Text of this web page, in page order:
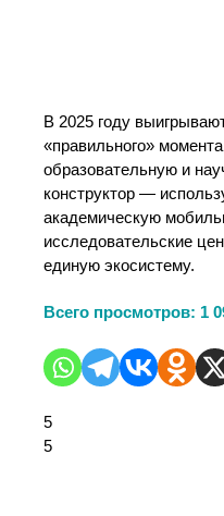
В 2025 году
«правильного»
образовательную и
конструктор —
академическую
исследовательские
единую экосистему.
Всего просмотров: 1
5
5